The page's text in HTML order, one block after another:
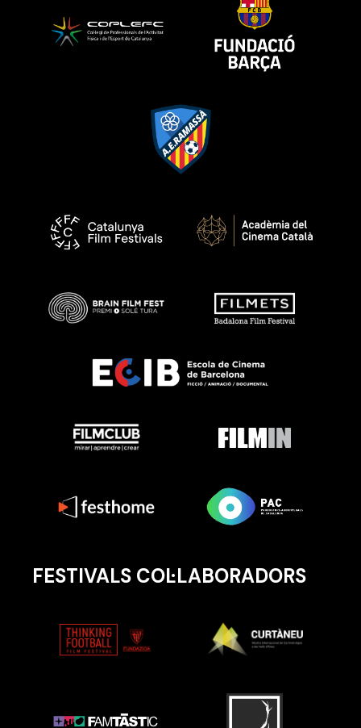
FESTIVALS COL·LABORADORS